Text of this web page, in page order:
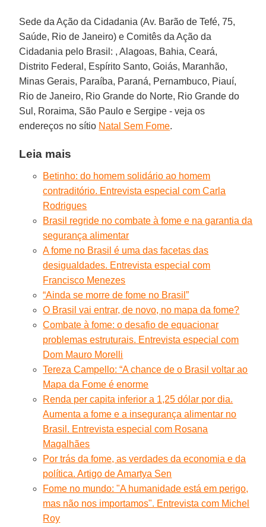
Sede da Ação da Cidadania (Av. Barão de Tefé, 75,
Saúde, Rio de Janeiro) e Comitês da Ação da
Cidadania pelo Brasil: , Alagoas, Bahia, Ceará,
Distrito Federal, Espírito Santo, Goiás, Maranhão,
Minas Gerais, Paraíba, Paraná, Pernambuco, Piauí,
Rio de Janeiro, Rio Grande do Norte, Rio Grande do
Sul, Roraima, São Paulo e Sergipe - veja os
endereços no sítio Natal Sem Fome.
Leia mais
Betinho: do homem solidário ao homem
contraditório. Entrevista especial com Carla
Rodrigues
Brasil regride no combate à fome e na garantia da
segurança alimentar
A fome no Brasil é uma das facetas das
desigualdades. Entrevista especial com
Francisco Menezes
“Ainda se morre de fome no Brasil”
O Brasil vai entrar, de novo, no mapa da fome?
Combate à fome: o desafio de equacionar
problemas estruturais. Entrevista especial com
Dom Mauro Morelli
Tereza Campello: “A chance de o Brasil voltar ao
Mapa da Fome é enorme
Renda per capita inferior a 1,25 dólar por dia.
Aumenta a fome e a insegurança alimentar no
Brasil. Entrevista especial com Rosana
Magalhães
Por trás da fome, as verdades da economia e da
política. Artigo de Amartya Sen
Fome no mundo: "A humanidade está em perigo,
mas não nos importamos". Entrevista com Michel
Roy